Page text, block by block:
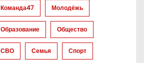
Команда47 Молодёжь
Образование Общество
СВО Семья Спорт